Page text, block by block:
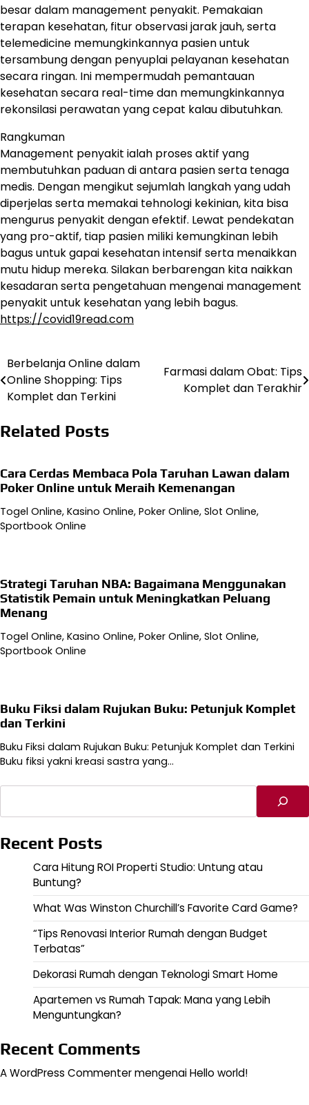
besar dalam management penyakit. Pemakaian
terapan kesehatan, fitur observasi jarak jauh, serta
telemedicine memungkinkannya pasien untuk
tersambung dengan penyuplai pelayanan kesehatan
secara ringan. Ini mempermudah pemantauan
kesehatan secara real-time dan memungkinkannya
rekonsilasi perawatan yang cepat kalau dibutuhkan.
Rangkuman
Management penyakit ialah proses aktif yang
membutuhkan paduan di antara pasien serta tenaga
medis. Dengan mengikut sejumlah langkah yang udah
diperjelas serta memakai tehnologi kekinian, kita bisa
mengurus penyakit dengan efektif. Lewat pendekatan
yang pro-aktif, tiap pasien miliki kemungkinan lebih
bagus untuk gapai kesehatan intensif serta menaikkan
mutu hidup mereka. Silakan berbarengan kita naikkan
kesadaran serta pengetahuan mengenai management
penyakit untuk kesehatan yang lebih bagus.
https://covid19read.com
Navigasi
pos
Berbelanja Online dalam
Online Shopping: Tips
Komplet dan Terkini
Farmasi dalam Obat: Tips
Komplet dan Terakhir
Related Posts
Cara Cerdas Membaca Pola Taruhan Lawan dalam
Poker Online untuk Meraih Kemenangan
Togel Online, Kasino Online, Poker Online, Slot Online,
Sportbook Online
Strategi Taruhan NBA: Bagaimana Menggunakan
Statistik Pemain untuk Meningkatkan Peluang
Menang
Togel Online, Kasino Online, Poker Online, Slot Online,
Sportbook Online
Buku Fiksi dalam Rujukan Buku: Petunjuk Komplet
dan Terkini
Buku Fiksi dalam Rujukan Buku: Petunjuk Komplet dan Terkini
Buku fiksi yakni kreasi sastra yang…
Recent Posts
Cara Hitung ROI Properti Studio: Untung atau
Buntung?
What Was Winston Churchill’s Favorite Card Game?
“Tips Renovasi Interior Rumah dengan Budget
Terbatas”
Dekorasi Rumah dengan Teknologi Smart Home
Apartemen vs Rumah Tapak: Mana yang Lebih
Menguntungkan?
Recent Comments
A WordPress CommentermengenaiHello world!